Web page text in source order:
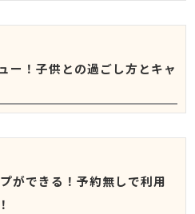
ー！子供との過ごし方とキャ
ができる！予約無しで利用